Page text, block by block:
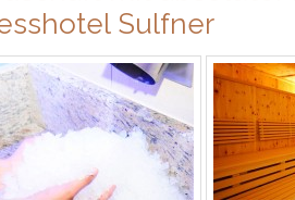
Sulfner